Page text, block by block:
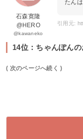
石森寛隆
@HERO
@kawaneko
たん
14位：ちゃんぽんの
( 次のページへ続く )